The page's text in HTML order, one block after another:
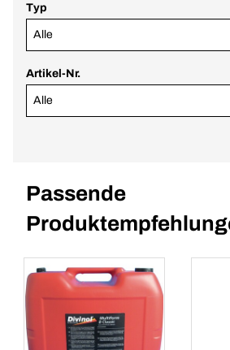
Typ
Alle
Artikel-Nr.
Alle
Passende